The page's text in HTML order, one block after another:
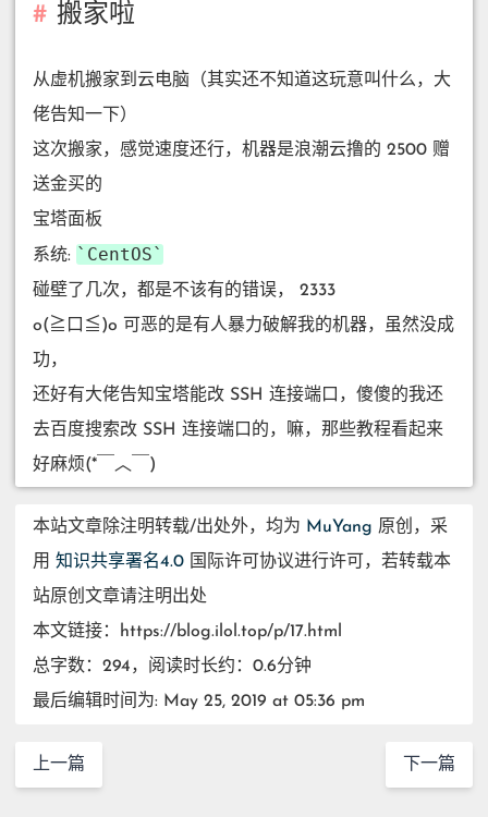
搬家啦
从虚机搬家到云电脑（其实还不知道这玩意叫什么，大
佬告知一下）
这次搬家，感觉速度还行，机器是浪潮云撸的 2500 赠
送金买的
宝塔面板
系统: CentOS
碰壁了几次，都是不该有的错误， 2333
o(≧口≦)o 可恶的是有人暴力破解我的机器，虽然没成
功，
还好有大佬告知宝塔能改 SSH 连接端口，傻傻的我还
去百度搜索改 SSH 连接端口的，嘛，那些教程看起来
好麻烦(*￣︿￣)
本站文章除注明转载/出处外，均为 MuYang 原创，采
用 知识共享署名4.0 国际许可协议进行许可，若转载本
站原创文章请注明出处
本文链接：https://blog.ilol.top/p/17.html
总字数：294，阅读时长约：0.6分钟
最后编辑时间为: May 25, 2019 at 05:36 pm
上一篇 下一篇